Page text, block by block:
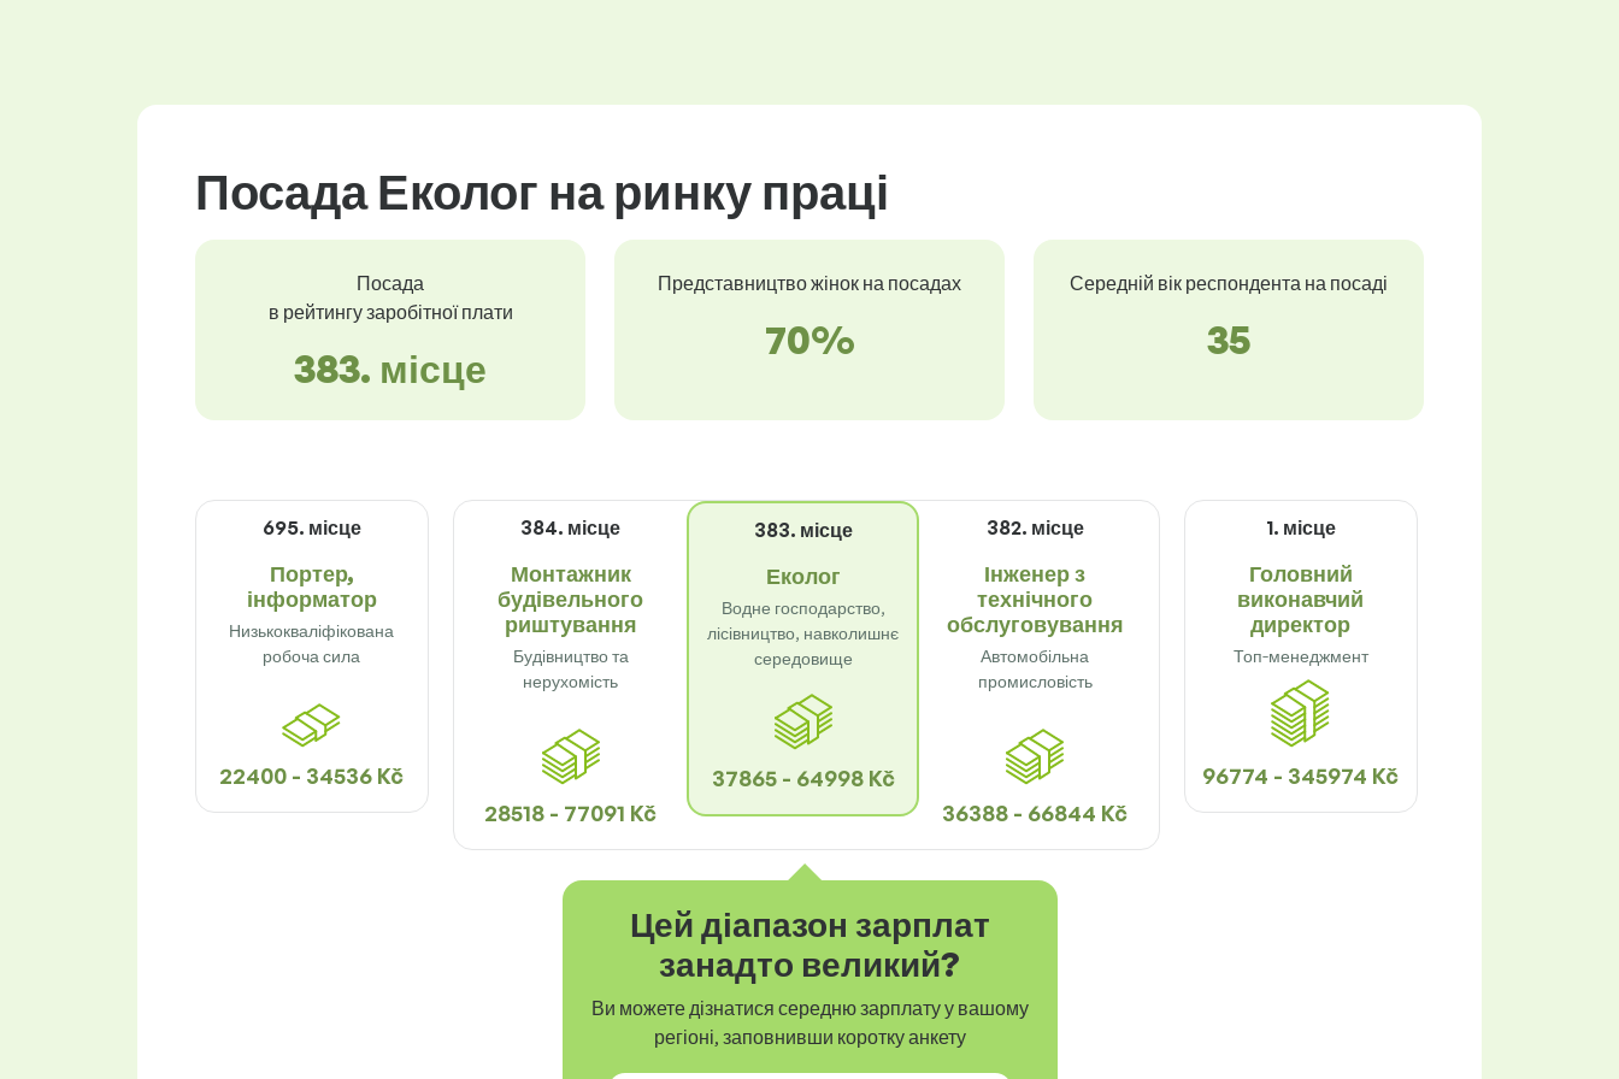
Посада Еколог на ринку праці
Посада
в рейтингу заробітної плати
383. місце
Представництво жінок на посадах
70%
Середній вік респондента на посаді
35
695. місце
Портер,
інформатор
Низькокваліфікована
робоча сила
22400 - 34536 Kč
384. місце
Монтажник
будівельного
риштування
Будівництво та
нерухомість
28518 - 77091 Kč
383. місце
Еколог
Водне господарство,
лісівництво, навколишнє
середовище
37865 - 64998 Kč
382. місце
Інженер з
технічного
обслуговування
Автомобільна
промисловість
36388 - 66844 Kč
1. місце
Головний
виконавчий
директор
Топ-менеджмент
96774 - 345974 Kč
Цей діапазон зарплат
занадто великий?
Ви можете дізнатися середню зарплату у вашому
регіоні, заповнивши коротку анкету